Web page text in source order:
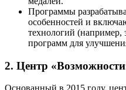
Программы
особенностей и
технологий (например,
программ для
2. Центр